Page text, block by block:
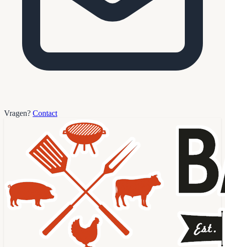
Vragen? Contact